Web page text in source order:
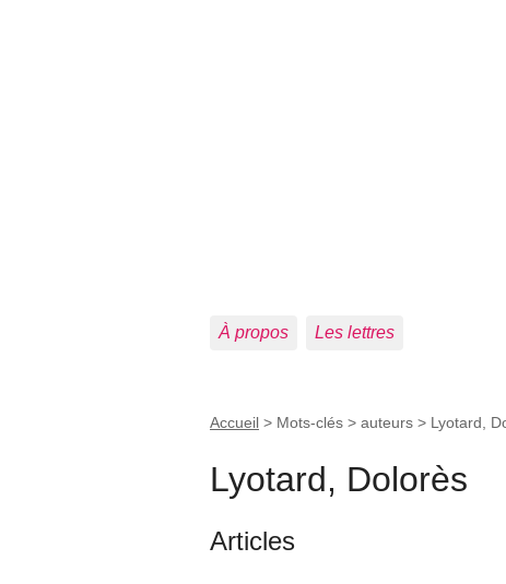
À propos Les lettres
Accueil > Mots-clés > auteurs > Lyotard,
Lyotard, Dolorès
Articles